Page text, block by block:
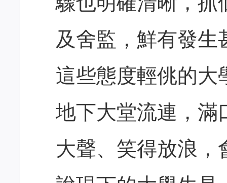
及舍監，鮮有發生
這些態度輕佻的大
地下大堂流連，滿
大聲、笑得放浪，